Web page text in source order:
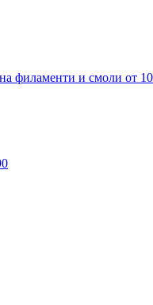
филаменти и смоли от